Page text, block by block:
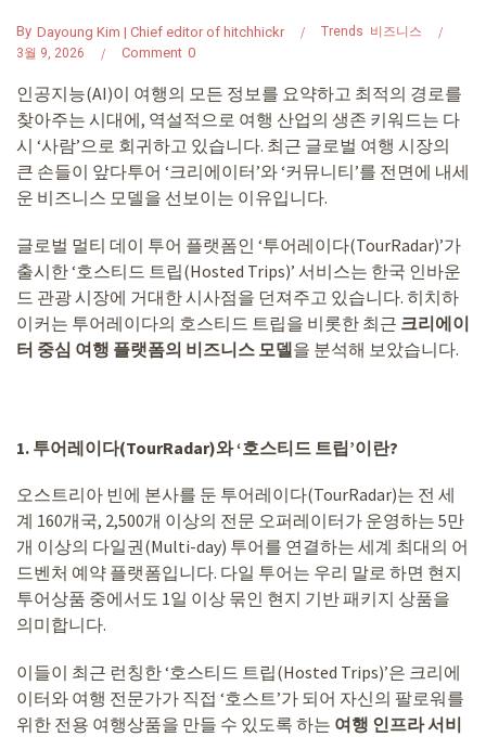
By Dayoung Kim | Chief editor of hitchhickr Trends 비즈니스
3월 9, 2026
0
Comment
인공지능(AI)이 여행의 모든 정보를 요약하고 최적의 경로를
찾아주는 시대에, 역설적으로 여행 산업의 생존 키워드는 다
시 ‘사람’으로 회귀하고 있습니다. 최근 글로벌 여행 시장의
큰 손들이 앞다투어 ‘크리에이터’와 ‘커뮤니티’를 전면에 내세
운 비즈니스 모델을 선보이는 이유입니다.
글로벌 멀티 데이 투어 플랫폼인 ‘투어레이다(TourRadar)’가
출시한 ‘호스티드 트립(Hosted Trips)’ 서비스는 한국 인바운
드 관광 시장에 거대한 시사점을 던져주고 있습니다. 히치하
이커는 투어레이다의 호스티드 트립을 비롯한 최근 크리에이
터 중심 여행 플랫폼의 비즈니스 모델을 분석해 보았습니다.
1. 투어레이다(TourRadar)와 ‘호스티드 트립’이란?
오스트리아 빈에 본사를 둔 투어레이다(TourRadar)는 전 세
계 160개국, 2,500개 이상의 전문 오퍼레이터가 운영하는 5만
개 이상의 다일권(Multi-day) 투어를 연결하는 세계 최대의 어
드벤처 예약 플랫폼입니다. 다일 투어는 우리 말로 하면 현지
투어상품 중에서도 1일 이상 묶인 현지 기반 패키지 상품을
의미합니다.
이들이 최근 런칭한 ‘호스티드 트립(Hosted Trips)’은 크리에
이터와 여행 전문가가 직접 ‘호스트’가 되어 자신의 팔로워를
위한 전용 여행상품을 만들 수 있도록 하는 여행 인프라 서비